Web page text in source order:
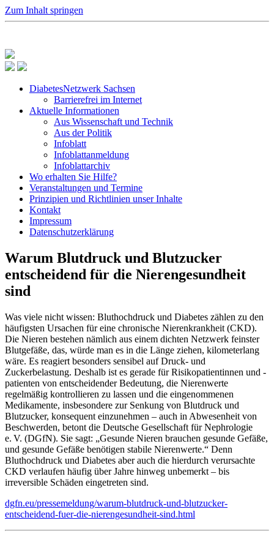
Zum Inhalt springen
DiabetesNetzwerk Sachsen
Barrierefrei im Internet
Aktuelle Informationen
Aus Wissenschaft und Technik
Aus der Politik
Infoblatt
Infoblattanmeldung
Infoblattarchiv
Wo erhalten Sie Hilfe?
Veranstaltungen und Termine
Prinzipien und Richtlinien unser Inhalte
Kontakt
Impressum
Datenschutzerklärung
Warum Blutdruck und Blutzucker
entscheidend für die Nierengesundheit
sind
Was viele nicht wissen: Bluthochdruck und Diabetes zählen zu den
häufigsten Ursachen für eine chronische Nierenkrankheit (CKD).
Die Nieren bestehen nämlich aus einem dichten Netzwerk feinster
Blutgefäße, das, würde man es in die Länge ziehen, kilometerlang
wäre. Es reagiert besonders sensibel auf Druck- und
Zuckerbelastung. Deshalb ist es gerade für Risikopatientinnen und -
patienten von entscheidender Bedeutung, die Nierenwerte
regelmäßig kontrollieren zu lassen und die eingenommenen
Medikamente, insbesondere zur Senkung von Blutdruck und
Blutzucker, konsequent einzunehmen – auch in Abwesenheit von
Beschwerden, betont die Deutsche Gesellschaft für Nephrologie
e. V. (DGfN). Sie sagt: „Gesunde Nieren brauchen gesunde Gefäße,
und gesunde Gefäße benötigen stabile Nierenwerte.“ Denn
Bluthochdruck und Diabetes aber auch die hierdurch verursachte
CKD verlaufen häufig über Jahre hinweg unbemerkt – bis
irreversible Schäden eingetreten sind.
dgfn.eu/pressemeldung/warum-blutdruck-und-blutzucker-
entscheidend-fuer-die-nierengesundheit-sind.html